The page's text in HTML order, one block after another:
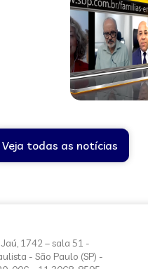
Veja todas as notícias
1742 – sala 51 -
- São Paulo (SP) -